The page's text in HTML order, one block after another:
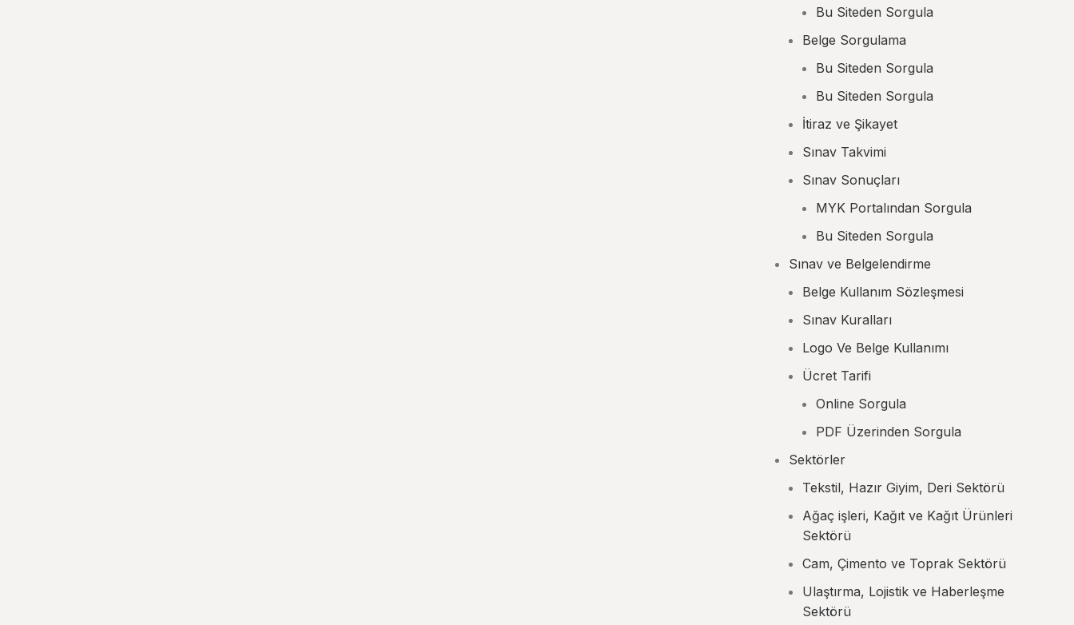
Bu Siteden Sorgula
Belge Sorgulama
Bu Siteden Sorgula
Bu Siteden Sorgula
İtiraz ve Şikayet
Sınav Takvimi
Sınav Sonuçları
MYK Portalından Sorgula
Bu Siteden Sorgula
Sınav ve Belgelendirme
Belge Kullanım Sözleşmesi
Sınav Kuralları
Logo Ve Belge Kullanımı
Ücret Tarifi
Online Sorgula
PDF Üzerinden Sorgula
Sektörler
Tekstil, Hazır Giyim, Deri Sektörü
Ağaç işleri, Kağıt ve Kağıt Ürünleri
Sektörü
Cam, Çimento ve Toprak Sektörü
Ulaştırma, Lojistik ve Haberleşme
Sektörü